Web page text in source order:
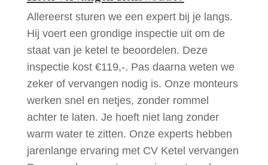
Allereerst sturen we een expert bij je langs.
Hij voert een grondige inspectie uit om de
staat van je ketel te beoordelen. Deze
inspectie kost €119,-. Pas daarna weten we
zeker of vervangen nodig is. Onze monteurs
werken snel en netjes, zonder rommel
achter te laten. Je hoeft niet lang zonder
warm water te zitten. Onze experts hebben
jarenlange ervaring met CV Ketel vervangen